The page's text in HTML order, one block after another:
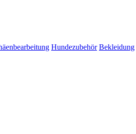
Hundezubehör Bekleidung